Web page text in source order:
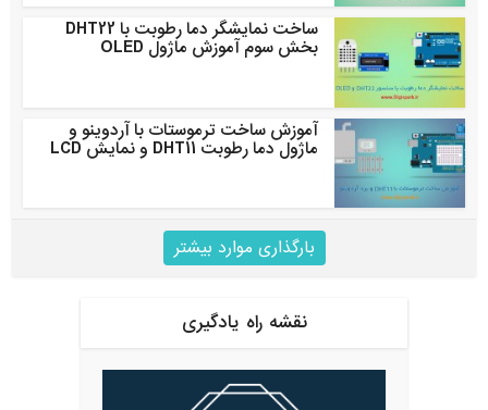
ساخت نمایشگر دما رطوبت با DHT22
بخش سوم آموزش ماژول OLED
آموزش ساخت ترموستات با آردوینو و
ماژول دما رطوبت DHT11 و نمایش LCD
بارگذاری موارد بیشتر
نقشه راه یادگیری